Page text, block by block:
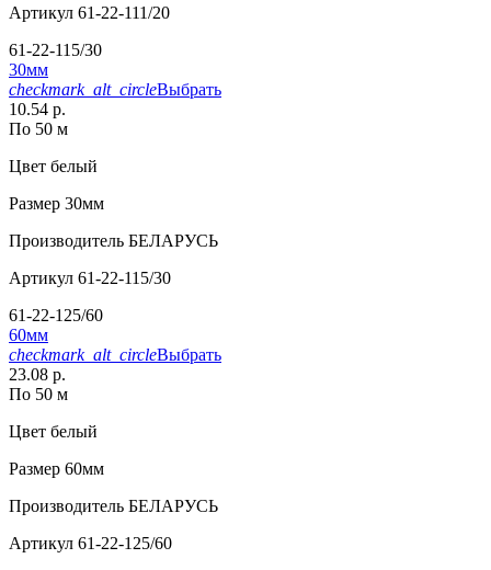
Артикул 61-22-111/20
61-22-115/30
30мм
checkmark_alt_circleВыбрать
10.54 р.
По 50 м
Цвет белый
Размер 30мм
Производитель БЕЛАРУСЬ
Артикул 61-22-115/30
61-22-125/60
60мм
checkmark_alt_circleВыбрать
23.08 р.
По 50 м
Цвет белый
Размер 60мм
Производитель БЕЛАРУСЬ
Артикул 61-22-125/60